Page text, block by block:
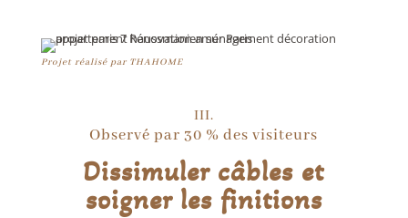
Projet réalisé par THAHOME
III.
Observé par 30 % des visiteurs
Dissimuler câbles et
soigner les finitions